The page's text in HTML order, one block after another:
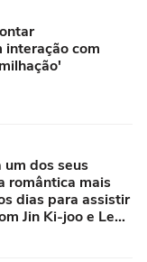
com
dos seus
romântica mais
dias para assistir
Jin Ki-joo e Lee